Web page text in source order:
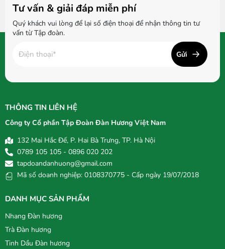
Tư vấn & giải đáp miễn phí
Quý khách vui lòng để lại số điện thoại để nhận thông tin tư
vấn từ Tập đoàn.
Gửi
THÔNG TIN LIÊN HỆ
Công ty Cổ phần Tập Đoàn Đàn Hương Việt Nam
132 Mai Hắc Đế, P. Hai Bà Trưng, TP. Hà Nội
0789 105 105 - 0896 020 202
tapdoandanhuong@gmail.com
Mã số doanh nghiệp: 0108370775 - Cấp ngày 19/07/2018
DANH MỤC SẢN PHẨM
Nhang Đàn hương
Trà Đàn hương
Tinh Dầu Đàn hương